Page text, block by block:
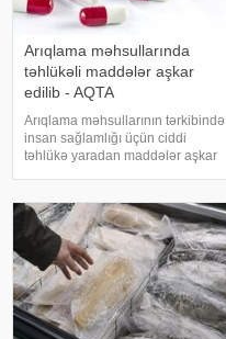
Arıqlama məhsullarında
təhlükəli maddələr aşkar
edilib - AQTA
Arıqlama məhsullarının tərkibində
insan sağlamlığı üçün ciddi
təhlükə yaradan maddələr aşkar
Təhlükəsizliyi Agentliyinin (AQTA)
Qida təhlükəsizliyi şöbəsinin
müdir